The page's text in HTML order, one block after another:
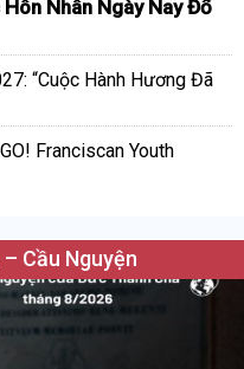
Hôn Nhân Ngày Nay Đổ
“Cuộc Hành Hương Đã
Franciscan Youth
Cầu Nguyện